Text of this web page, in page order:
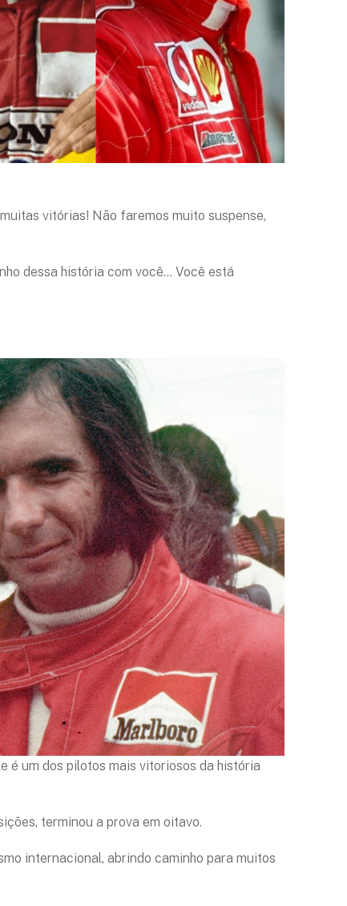
vitórias! Não faremos muito suspense,
dessa história com você… Você está
é um dos pilotos mais vitoriosos da história
terminou a prova em oitavo.
internacional, abrindo caminho para muitos